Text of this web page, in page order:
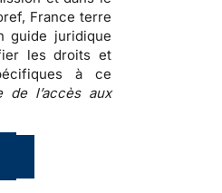
France terre
guide juridique
les droits et
à ce
de l’accès aux